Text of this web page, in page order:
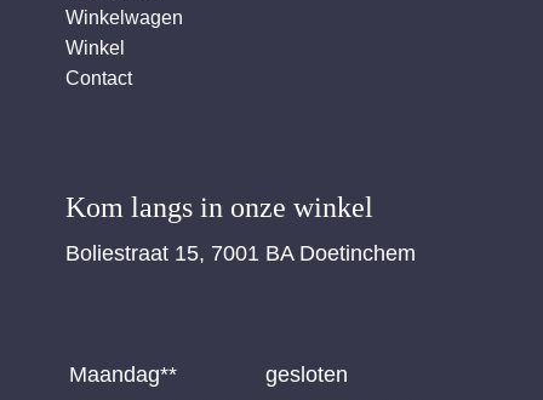
Winkelwagen
Winkel
Contact
Kom langs in onze winkel
Boliestraat 15, 7001 BA Doetinchem
Maandag**
gesloten